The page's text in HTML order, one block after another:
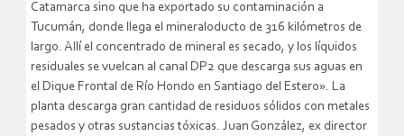
Catamarca sino que ha exportado su contaminación a
Tucumán, donde llega el mineraloducto de 316 kilómetros de
largo. Allí el concentrado de mineral es secado, y los líquidos
residuales se vuelcan al canal DP2 que descarga sus aguas en
el Dique Frontal de Río Hondo en Santiago del Estero». La
planta descarga gran cantidad de residuos sólidos con metales
pesados y otras sustancias tóxicas. Juan González, ex director